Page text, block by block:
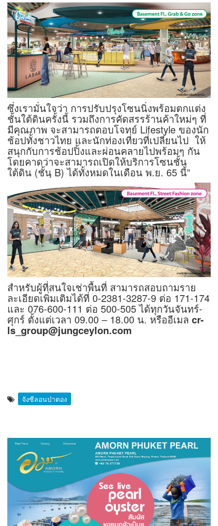
ซึ่งเรามั่นใจว่า การปรับปรุงโซนนิ่งพร้อมตกแต่ง
ชั้นใต้ดินครั้งนี้ รวมถึงการคัดสรรร้านค้าใหม่ๆ ที่
มีคุณภาพ จะสามารถตอบโจทย์ Lifestyle ของนัก
ช้อปทั้งชาวไทย และนักท่องเที่ยวที่เปลี่ยนไป ให้
สนุกกับการช้อปปิ้งและผ่อนคลายไปพร้อมๆ กัน
โดยคาดว่าจะสามารถเปิดให้บริการโซนชั้น
ใต้ดิน (ชั้นฺ B) ได้ทั้งหมดในเดือน พ.ย. 65 นี้”
สำหรับผู้ที่สนใจเช่าพื้นที่ สามารถสอบถามราย
ละเอียดเพิ่มเติมได้ที่ 0-2381-3287-9 ต่อ 171-174
และ 076-600-111 ต่อ 500-505 ได้ทุกวันจันทร์-
ศุกร์ ตั้งแต่เวลา 09.00 – 18.00 น. หรืออีเมล cr-
ls_group@jungceylon.com
จังซีลอนป่าตอง